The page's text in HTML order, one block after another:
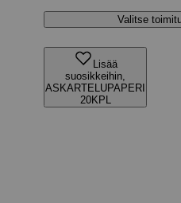
Valitse
Lisää
suosikkeihin,
ASKARTELUPAPERI
20KPL